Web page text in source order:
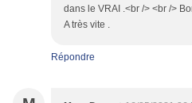
dans le VRAI .<br /> <br />
A très vite .
Répondre